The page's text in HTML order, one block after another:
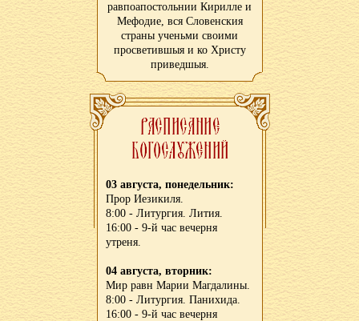
равпоапостольнии Кирилле и
Мефодие, вся Словенския
страны ученьми своими
просветившыя и ко Христу
приведшыя.
03 августа, понедельник:
Прор Иезикиля.
8:00 - Литургия. Лития.
16:00 - 9-й час вечерня
утреня.
04 августа, вторник:
Мир равн Марии Магдалины.
8:00 - Литургия. Панихида.
16:00 - 9-й час вечерня